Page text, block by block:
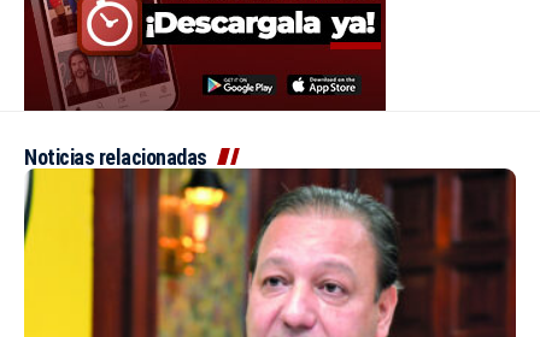
Noticias relacionadas